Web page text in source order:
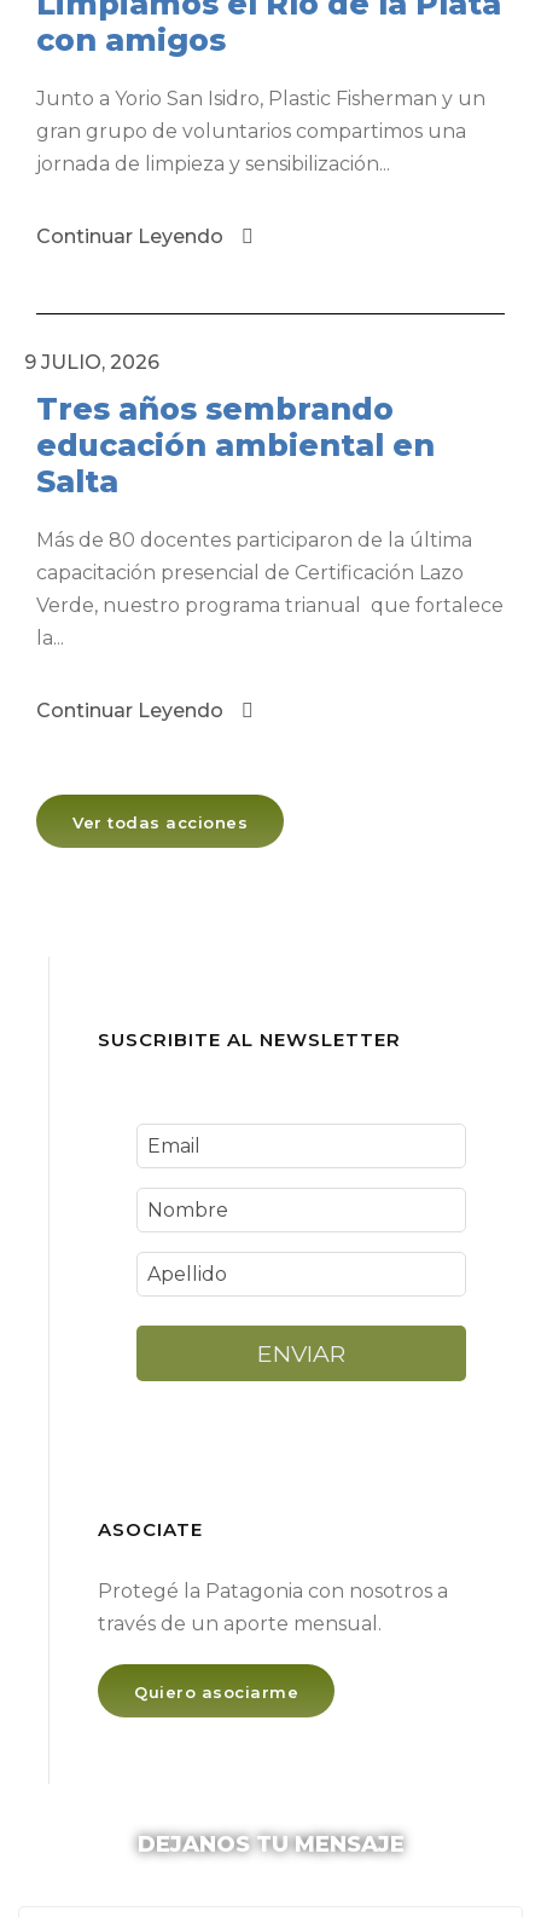
con amigos
Junto a Yorio San Isidro, Plastic Fisherman y un
gran grupo de voluntarios compartimos una
jornada de limpieza y sensibilización...
Continuar Leyendo
9 JULIO, 2026
Tres años sembrando
educación ambiental en
Salta
Más de 80 docentes participaron de la última
capacitación presencial de Certificación Lazo
Verde, nuestro programa trianual que fortalece
la...
Continuar Leyendo
Ver todas acciones
SUSCRIBITE AL NEWSLETTER
ENVIAR
ASOCIATE
Protegé la Patagonia con nosotros a
través de un aporte mensual.
Quiero asociarme
DEJANOS TU MENSAJE